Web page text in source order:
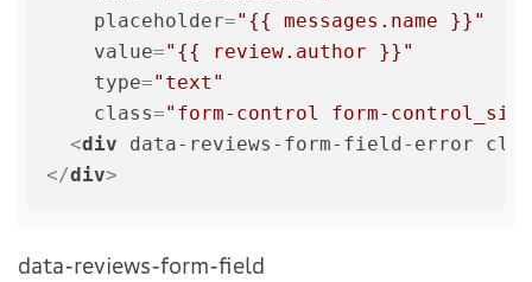
placeholder="{{ messages.name }}"
value="{{ review.author }}"
type="text"
class="form-control form-
<div data-reviews-form-field-error
</div>
data-reviews-form-field